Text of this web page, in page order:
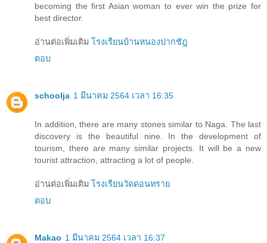
becoming the first Asian woman to ever win the prize for
best director.
อ่านต่อเพิ่มเติม โรงเรียนบ้านหนองปากชัฎ
ตอบ
schoolja 1 มีนาคม 2564 เวลา 16:35
In addition, there are many stones similar to Naga. The last
discovery is the beautiful nine. In the development of
tourism, there are many similar projects. It will be a new
tourist attraction, attracting a lot of people.
อ่านต่อเพิ่มเติม โรงเรียนวัดดอนทราย
ตอบ
Makao 1 มีนาคม 2564 เวลา 16:37